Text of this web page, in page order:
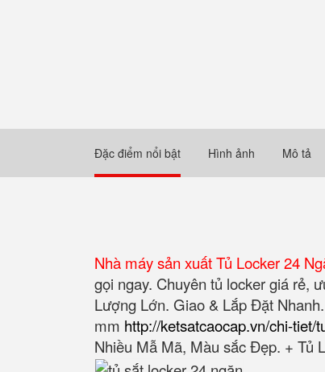
Đặc điểm nổi bật Hình ảnh Mô tả
Nhà máy sản xuất Tủ Locker 24
gọi ngay. Chuyên tủ locker giá rẻ,
Lượng Lớn. Giao & Lắp Đặt
mm‎ http://ketsatcaocap.vn/chi-tiet/
Nhiều Mẫ Mã, Màu sắc Đẹp. + Tủ